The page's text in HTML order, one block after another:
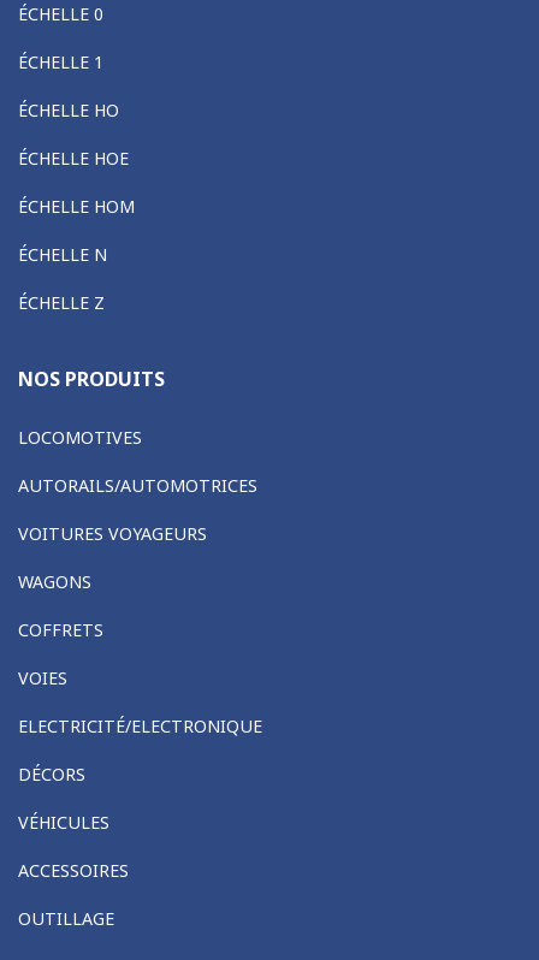
ÉCHELLE 0
ÉCHELLE 1
ÉCHELLE HO
ÉCHELLE HOE
ÉCHELLE HOM
ÉCHELLE N
ÉCHELLE Z
NOS PRODUITS
LOCOMOTIVES
AUTORAILS/AUTOMOTRICES
VOITURES VOYAGEURS
WAGONS
COFFRETS
VOIES
ELECTRICITÉ/ELECTRONIQUE
DÉCORS
VÉHICULES
ACCESSOIRES
OUTILLAGE